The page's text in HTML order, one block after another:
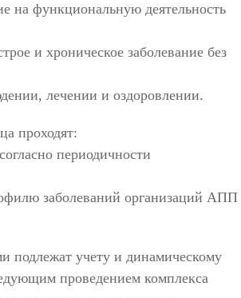
на функциональную деятельность
и хроническое заболевание без
лечении и оздоровлении.
проходят:
периодичности
заболеваний организаций АПП
подлежат учету и динамическому
проведением комплекса